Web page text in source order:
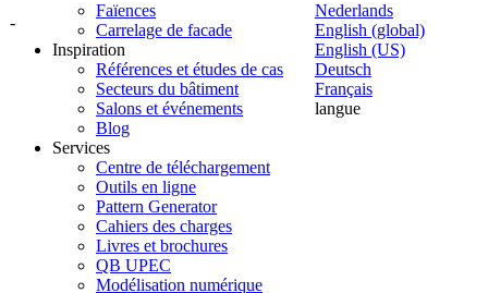
-
Nederlands
English (global)
English (US)
Deutsch
Français
langue
Faïences
Carrelage de facade
Inspiration
Références et études de cas
Secteurs du bâtiment
Salons et événements
Blog
Services
Centre de téléchargement
Outils en ligne
Pattern Generator
Cahiers des charges
Livres et brochures
QB UPEC
Modélisation numérique